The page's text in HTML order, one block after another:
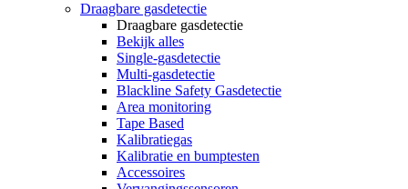
Draagbare gasdetectie
Draagbare gasdetectie
Bekijk alles
Single-gasdetectie
Multi-gasdetectie
Blackline Safety Gasdetectie
Area monitoring
Tape Based
Kalibratiegas
Kalibratie en bumptesten
Accessoires